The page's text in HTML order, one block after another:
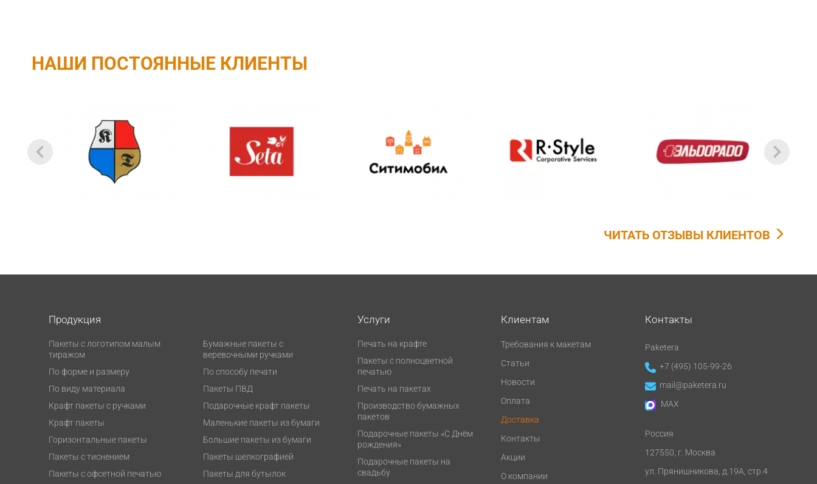
НАШИ ПОСТОЯННЫЕ КЛИЕНТЫ
ЧИТАТЬ ОТЗЫВЫ КЛИЕНТОВ
Продукция
Пакеты с логотипом малым
тиражом
Бумажные пакеты с
веревочными ручками
По форме и размеру
По способу печати
По виду материала
Пакеты ПВД
Крафт пакеты с ручками
Подарочные крафт пакеты
Крафт пакеты
Маленькие пакеты из бумаги
Горизонтальные пакеты
Большие пакеты из бумаги
Пакеты с тиснением
Пакеты шелкографией
Пакеты с офсетной печатью
Пакеты для бутылок
Услуги
Печать на крафте
Пакеты с полноцветной
печатью
Печать на пакетах
Производство бумажных
пакетов
Подарочные пакеты «С Днём
рождения»
Подарочные пакеты на
свадьбу
Клиентам
Требования к макетам
Статьи
Новости
Оплата
Доставка
Контакты
Акции
О компании
Контакты
Paketera
+7 (495) 105-99-26
mail@paketera.ru
MAX
Россия
127550, г. Москва
ул. Прянишникова, д.19А, стр.4